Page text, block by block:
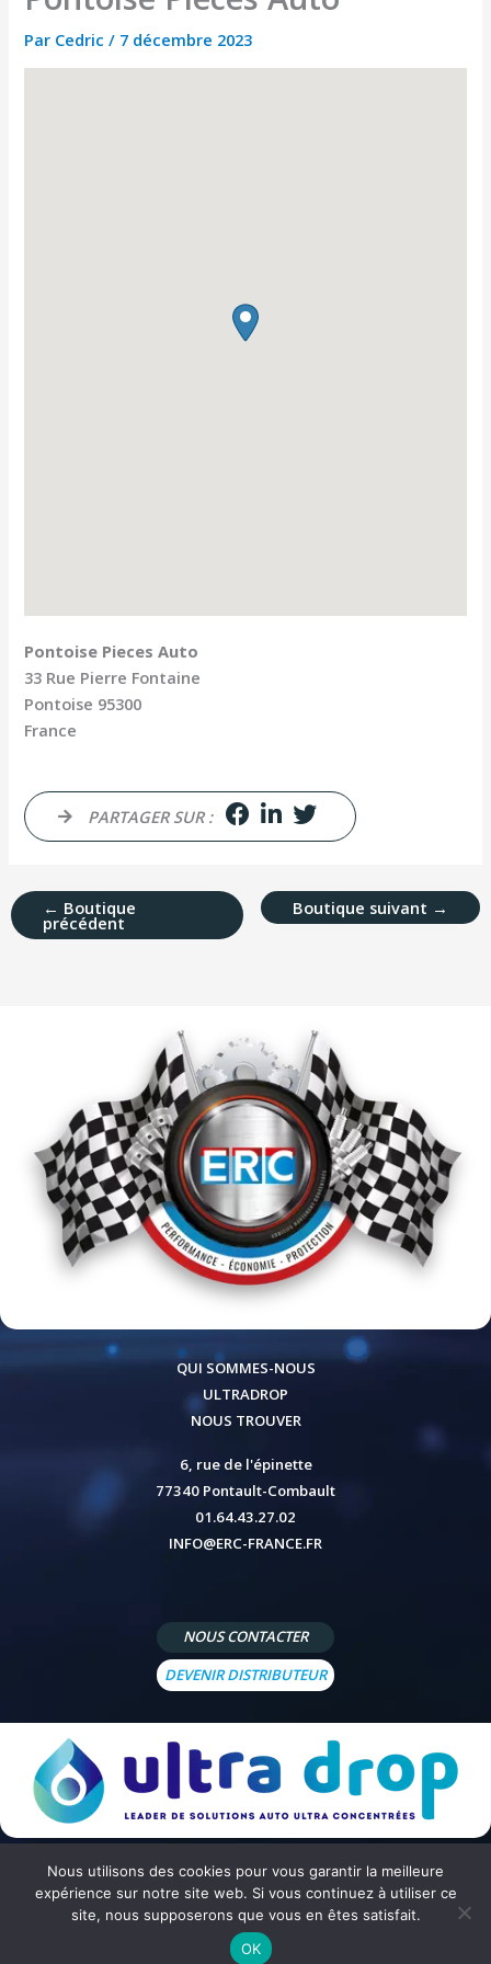
Par Cedric/ 7 décembre 2023
Pontoise Pieces Auto
33 Rue Pierre Fontaine
Pontoise 95300
France
PARTAGER SUR :
← Boutique
précédent
Boutique suivant →
QUI SOMMES-NOUS
ULTRADROP
NOUS TROUVER
6, rue de l'épinette
77340 Pontault-Combault
01.64.43.27.02
INFO@ERC-FRANCE.FR
NOUS CONTACTER
DEVENIR DISTRIBUTEUR
© 2026 - Site réalisé par Peppermint Agency Mentions légales Politique de confidentialité
générales de vente
Nous utilisons des cookies pour vous garantir la meilleure
expérience sur notre site web. Si vous continuez à utiliser ce
site, nous supposerons que vous en êtes satisfait.
OK